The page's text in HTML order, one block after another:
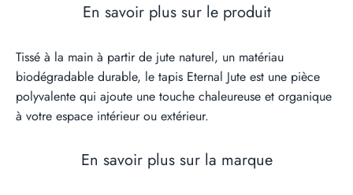
En savoir plus sur le produit
Tissé à la main à partir de jute naturel, un matériau
biodégradable durable, le tapis Eternal Jute est une pièce
polyvalente qui ajoute une touche chaleureuse et organique
à votre espace intérieur ou extérieur.
En savoir plus sur la marque